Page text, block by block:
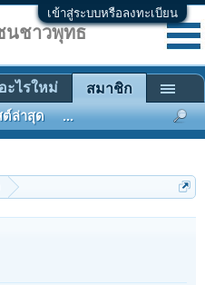
เข้าสู่ระบบหรือลงทะเบียน
นชาวพุทธ
ะไรใหม่ สมาชิก
ต์ล่าสุด ...